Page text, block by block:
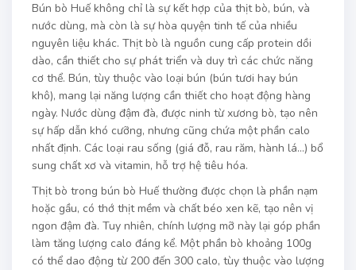
Bún bò Huế không chỉ là sự kết hợp của thịt bò, bún, và
nước dùng, mà còn là sự hòa quyện tinh tế của nhiều
nguyên liệu khác. Thịt bò là nguồn cung cấp protein dồi
dào, cần thiết cho sự phát triển và duy trì các chức năng
cơ thể. Bún, tùy thuộc vào loại bún (bún tươi hay bún
khô), mang lại năng lượng cần thiết cho hoạt động hàng
ngày. Nước dùng đậm đà, được ninh từ xương bò, tạo nên
sự hấp dẫn khó cưỡng, nhưng cũng chứa một phần calo
nhất định. Các loại rau sống (giá đỗ, rau răm, hành lá…) bổ
sung chất xơ và vitamin, hỗ trợ hệ tiêu hóa.
Thịt bò trong bún bò Huế thường được chọn là phần nạm
hoặc gầu, có thớ thịt mềm và chất béo xen kẽ, tạo nên vị
ngon đậm đà. Tuy nhiên, chính lượng mỡ này lại góp phần
làm tăng lượng calo đáng kể. Một phần bò khoảng 100g
có thể dao động từ 200 đến 300 calo, tùy thuộc vào lượng